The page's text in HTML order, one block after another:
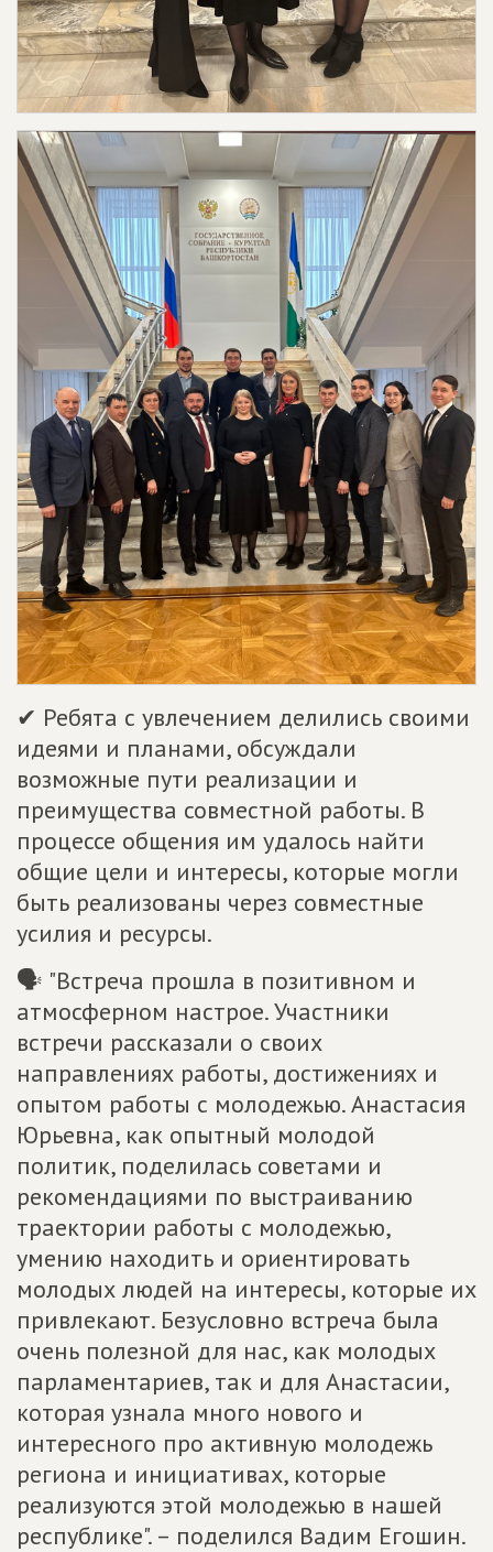
✔ Ребята с увлечением делились своими
идеями и планами, обсуждали
возможные пути реализации и
преимущества совместной работы. В
процессе общения им удалось найти
общие цели и интересы, которые могли
быть реализованы через совместные
усилия и ресурсы.
🗣 "Встреча прошла в позитивном и
атмосферном настрое. Участники
встречи рассказали о своих
направлениях работы, достижениях и
опытом работы с молодежью. Анастасия
Юрьевна, как опытный молодой
политик, поделилась советами и
рекомендациями по выстраиванию
траектории работы с молодежью,
умению находить и ориентировать
молодых людей на интересы, которые их
привлекают. Безусловно встреча была
очень полезной для нас, как молодых
парламентариев, так и для Анастасии,
которая узнала много нового и
интересного про активную молодежь
региона и инициативах, которые
реализуются этой молодежью в нашей
республике". – поделился Вадим Егошин.